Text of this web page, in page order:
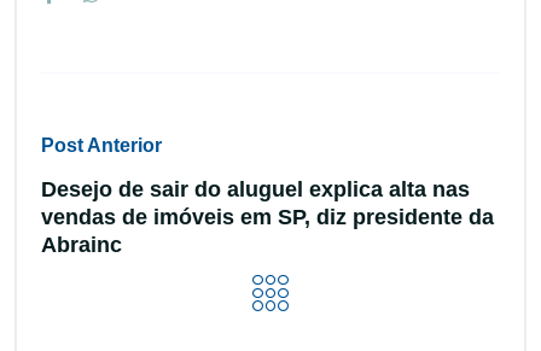
Post Anterior
Desejo de sair do aluguel explica alta nas
vendas de imóveis em SP, diz presidente da
Abrainc